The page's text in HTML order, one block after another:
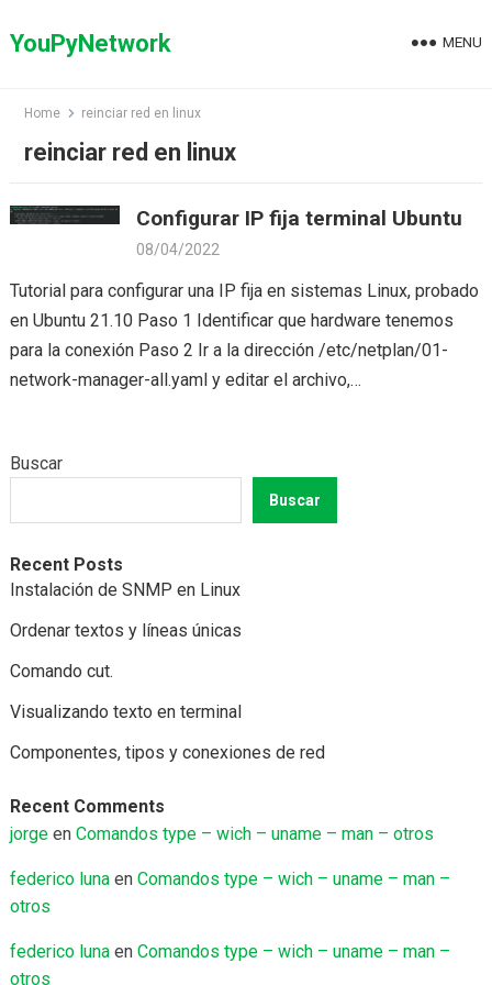
toYouPyNetwork MENU
Home reinciar red en linux
reinciar red en linux
Configurar IP fija terminal Ubuntu
08/04/2022
Tutorial para configurar una IP fija en sistemas Linux, probado
en Ubuntu 21.10 Paso 1 Identificar que hardware tenemos
para la conexión Paso 2 Ir a la dirección /etc/netplan/01-
network-manager-all.yaml y editar el archivo,…
Buscar
Buscar
Recent Posts
Instalación de SNMP en Linux
Ordenar textos y líneas únicas
Comando cut.
Visualizando texto en terminal
Componentes, tipos y conexiones de red
Recent Comments
jorgeen Comandos type – wich – uname – man – otros
federico lunaen Comandos type – wich – uname – man –
otros
federico lunaen Comandos type – wich – uname – man –
otros